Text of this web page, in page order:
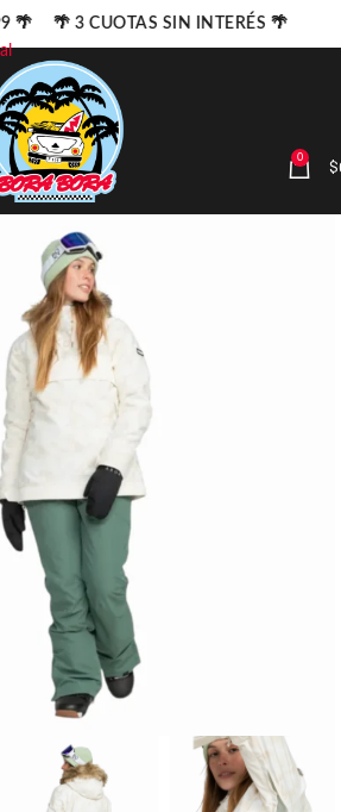
0 $
🌴 🌴 3 CUOTAS SIN INTERÉS 🌴